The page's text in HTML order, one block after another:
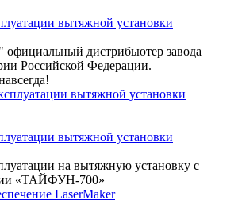
вытяжной установки
дистрибьютер завода
Российской Федерации.
вытяжной установки
на вытяжную установку с
«ТАЙФУН-700»